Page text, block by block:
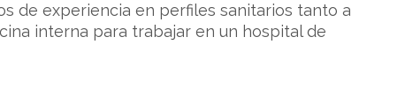
de experiencia en perfiles sanitarios tanto a
interna para trabajar en un hospital de